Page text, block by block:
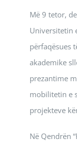
Më 9 tetor,
Universitetin
përfaqësues
akademike
prezantime
mobilitetin e
projekteve
Në Qendrën